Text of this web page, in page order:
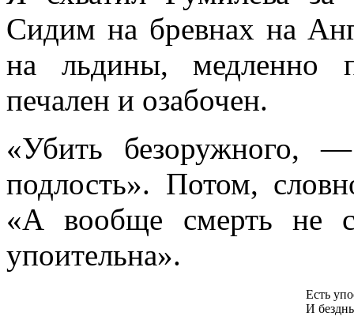
Сидим на бревнах на
на льдины, медленно
печален и озабочен.
«Убить безоружного,
подлость». Потом,
«А вообще смерть не
упоительна».
Есть
И